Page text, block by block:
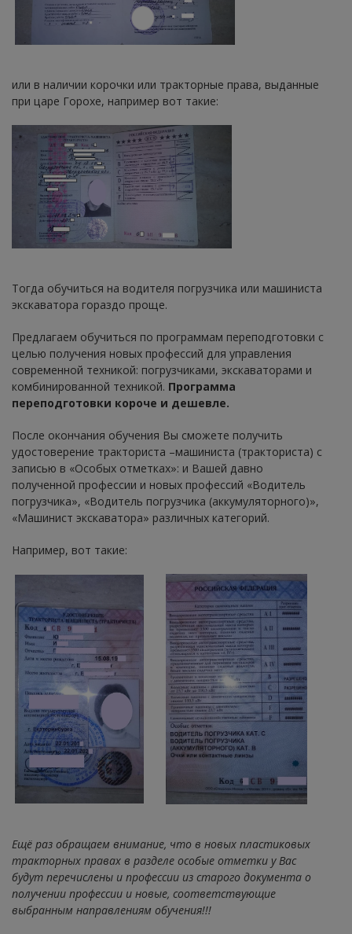
или в наличии корочки или тракторные права, выданные
при царе Горохе, например вот такие:
Тогда обучиться на водителя погрузчика или машиниста
экскаватора гораздо проще.
Предлагаем обучиться по программам переподготовки с
целью получения новых профессий для управления
современной техникой: погрузчиками, экскаваторами и
комбинированной техникой. Программа
переподготовки короче и дешевле.
После окончания обучения Вы сможете получить
удостоверение тракториста –машиниста (тракториста) с
записью в «Особых отметках»: и Вашей давно
полученной профессии и новых профессий «Водитель
погрузчика», «Водитель погрузчика (аккумуляторного)»,
«Машинист экскаватора» различных категорий.
Например, вот такие:
Ещё раз обращаем внимание, что в новых пластиковых
тракторных правах в разделе особые отметки у Вас
будут перечислены и профессии из старого документа о
получении профессии и новые, соответствующие
выбранным направлениям обучения!!!